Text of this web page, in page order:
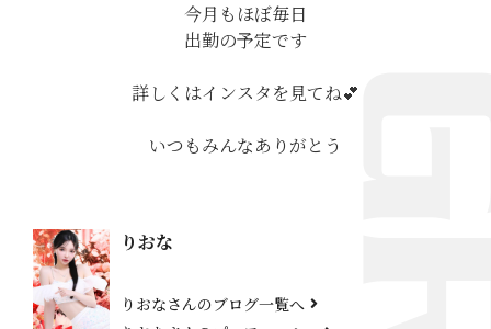
今月もほぼ毎日
出勤の予定です
詳しくはインスタを見てね💕︎
いつもみんなありがとう
りおな
りおなさんのブログ一覧へ